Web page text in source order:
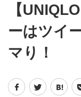
特集記事
DRESS部活
ライフスタ
【
ーはツイ
マり！